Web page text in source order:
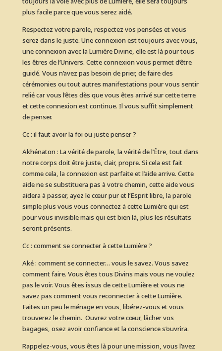
plus facile parce que vous serez aidé.
Respectez votre parole, respectez vos pensées et vous
serez dans le juste. Une connexion est toujours avec vous,
une connexion avec la Lumière Divine, elle est là pour tous
les êtres de l’Univers. Cette connexion vous permet d’être
guidé. Vous n’avez pas besoin de prier, de faire des
cérémonies ou tout autres manifestations pour vous sentir
relié car vous l’êtes dès que vous êtes arrivé sur cette terre
et cette connexion est continue. Il vous suffit simplement
de penser.
Cc : il faut avoir la foi ou juste penser ?
Akhénaton : La vérité de parole, la vérité de l’Être, tout dans
notre corps doit être juste, clair, propre. Si cela est fait
comme cela, la connexion est parfaite et l’aide arrive. Cette
aide ne se substituera pas à votre chemin, cette aide vous
aidera à passer, ayez le cœur pur et l’Esprit libre, la parole
simple plus vous vous connectez à cette Lumière qui est
pour vous invisible mais qui est bien là, plus les résultats
seront présents.
Cc : comment se connecter à cette Lumière ?
Aké : comment se connecter… vous le savez. Vous savez
comment faire. Vous êtes tous Divins mais vous ne voulez
pas le voir. Vous êtes issus de cette Lumière et vous ne
savez pas comment vous reconnecter à cette Lumière.
Faites un peu le ménage en vous, libérez-vous et vous
trouverez le chemin. Ouvrez votre cœur, lâcher vos
bagages, osez avoir confiance et la conscience s’ouvrira.
Rappelez-vous, vous êtes là pour une mission, vous l’avez